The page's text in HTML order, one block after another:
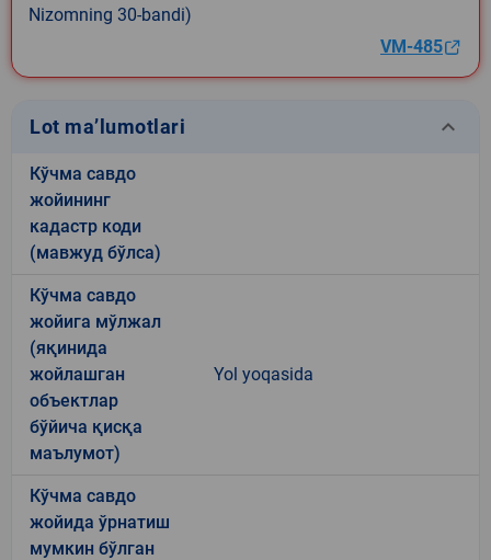
Nizomning 30-bandi)
VM-485
Lot ma’lumotlari keyboard_arrow_down
Кўчма савдо
жойининг
кадастр коди
(мавжуд бўлса)
Кўчма савдо
жойига мўлжал
(яқинида
жойлашган
объектлар
бўйича қисқа
маълумот)
Yol yoqasida
Кўчма савдо
жойида ўрнатиш
мумкин бўлган